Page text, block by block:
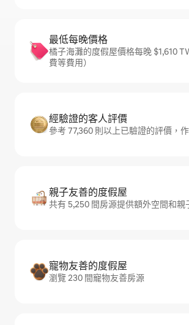
最低每晚價格
橘子海灘的度假屋價格每晚 $1,610
費等費用）
經驗證的客人評價
參考 77,360 則以上已驗證的評價，
親子友善的度假屋
共有 5,250 間房源提供額外空間和親
寵物友善的度假屋
瀏覽 230 間寵物友善房源